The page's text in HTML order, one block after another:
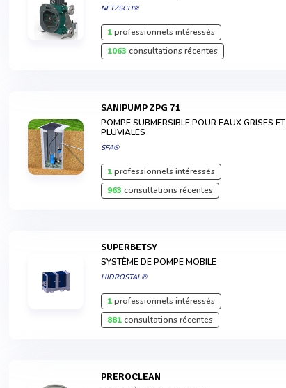
NETZSCH®
1professionnels intéressés
1063 consultations récentes
SANIPUMP ZPG 71
POMPE SUBMERSIBLE POUR EAUX GRISES ET
PLUVIALES
SFA®
1professionnels intéressés
963 consultations récentes
SUPERBETSY
SYSTÈME DE POMPE MOBILE
HIDROSTAL®
1professionnels intéressés
881consultations récentes
PREROCLEAN